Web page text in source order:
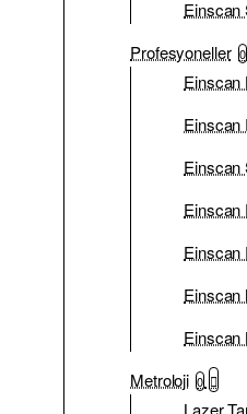
Einscan
Profesyoneller 0
Einscan
Einscan
Einscan
Einscan
Einscan
Einscan
Einscan
Metroloji 0
Lazer